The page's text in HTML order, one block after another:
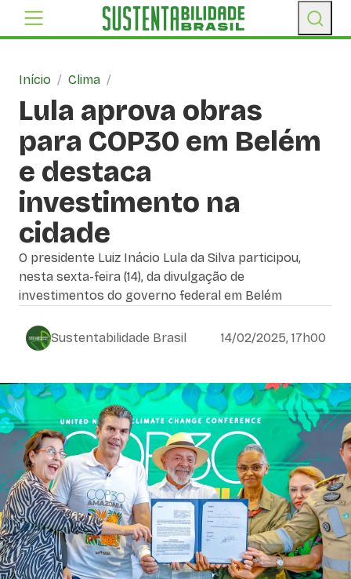
Início / Clima /
Lula aprova obras
para COP30 em Belém
e destaca
investimento na
cidade
O presidente Luiz Inácio Lula da Silva participou,
nesta sexta-feira (14), da divulgação de
investimentos do governo federal em Belém
Sustentabilidade Brasil 14/02/2025, 17h00